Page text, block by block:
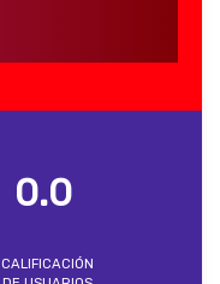
0.0
CALIFICACIÓN